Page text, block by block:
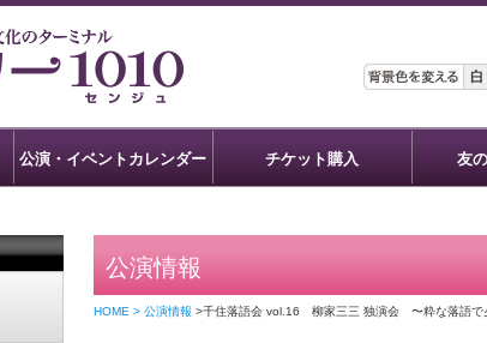
公演・イベントカレンダー チケット購入 友
公演情報
HOME > 公演情報 >千住落語会 vol.16 柳家三三 独演会 〜粋な落語で